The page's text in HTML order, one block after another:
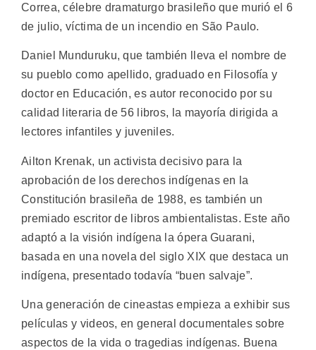
Correa, célebre dramaturgo brasileño que murió el 6
de julio, víctima de un incendio en São Paulo.
Daniel Munduruku, que también lleva el nombre de
su pueblo como apellido, graduado en Filosofía y
doctor en Educación, es autor reconocido por su
calidad literaria de 56 libros, la mayoría dirigida a
lectores infantiles y juveniles.
Ailton Krenak, un activista decisivo para la
aprobación de los derechos indígenas en la
Constitución brasileña de 1988, es también un
premiado escritor de libros ambientalistas. Este año
adaptó a la visión indígena la ópera Guarani,
basada en una novela del siglo XIX que destaca un
indígena, presentado todavía “buen salvaje”.
Una generación de cineastas empieza a exhibir sus
películas y videos, en general documentales sobre
aspectos de la vida o tragedias indígenas. Buena